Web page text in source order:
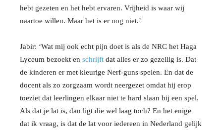
hebt gezeten en het hebt ervaren. Vrijheid is waar wij
naartoe willen. Maar het is er nog niet.’
Jabir: ‘Wat mij ook echt pijn doet is als de NRC het Haga
Lyceum bezoekt en schrijft dat alles er zo gezellig is. Dat
de kinderen er met kleurige Nerf-guns spelen. En dat de
docent als zo zorgzaam wordt neergezet omdat hij erop
toeziet dat leerlingen elkaar niet te hard slaan bij een spel.
Als dat je lat is, dan ligt die wel laag toch? En het enige
dat ik vraag, is dat de lat voor iedereen in Nederland gelijk